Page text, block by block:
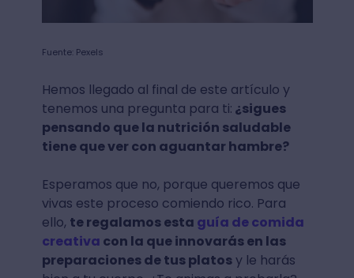
Fuente: Pexels
Hemos llegado al final de este artículo y
tenemos una pregunta para ti: ¿sigues
pensando que la nutrición saludable
tiene que ver con aguantar hambre?
Esperamos que no, porque queremos que
vivas este proceso comiendo rico. Para
ello, te regalamos esta guía de comida
creativa con la que innovarás en las
preparaciones de tus platosy le harás